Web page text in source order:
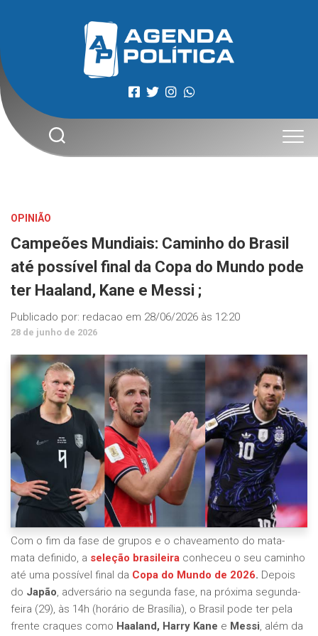
OPINIÃO
Campeões Mundiais: Caminho do Brasil
até possível final da Copa do Mundo pode
ter Haaland, Kane e Messi ;
Publicado por: redacao em 28/06/2026 às 12:20
28 de junho de 2026
Com o fim da fase de grupos e o chaveamento do mata-
mata definido, a seleção brasileira conheceu o seu caminho
até uma possível final da Copa do Mundo de 2026. Depois
do Japão, adversário na segunda fase, na próxima segunda-
feira (29), às 14h (horário de Brasília), o Brasil pode ter pela
frente craques como Haaland, Harry Kane e Messi, além da